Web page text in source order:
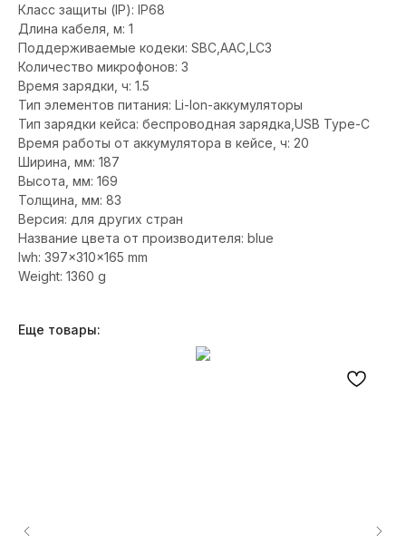
Класс защиты (IP): IP68
Длина кабеля, м: 1
Поддерживаемые кодеки: SBC,AAC,LC3
Количество микрофонов: 3
Время зарядки, ч: 1.5
Тип элементов питания: Li-Ion-аккумуляторы
Тип зарядки кейса: беспроводная зарядка,USB Type-C
Время работы от аккумулятора в кейсе, ч: 20
Ширина, мм: 187
Высота, мм: 169
Толщина, мм: 83
Версия: для других стран
Название цвета от производителя: blue
lwh: 397x310x165 mm
Weight: 1360 g
Еще товары: